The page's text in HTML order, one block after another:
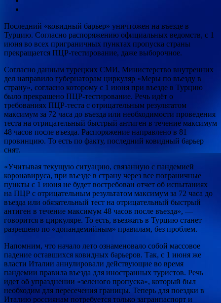
Последний «ковидный барьер» уничтожен на въезде в
Турцию. Согласно распоряжению официальных ведомств, с 1
июня во всех приграничных пунктах пропуска страны
прекращается ПЦР-тестирование, даже выборочное.
Согласно данным турецких СМИ, Министерство внутренних
дел направило губернаторам циркуляр «Меры по въезду в
страну», согласно которому с 1 июня при въезде в Турцию
было прекращено ПЦР-тестирование. Речь идёт о
требованиях ПЦР-теста с отрицательным результатом
максимум за 72 часа до въезда или необходимости проведения
теста на отрицательный быстрый антиген в течение максимум
48 часов после въезда. Распоряжение направлено в 81
провинцию. То есть по факту, последний ковидный барьер
снят.
«Учитывая текущую ситуацию, связанную с пандемией
коронавируса, при въезде в страну через все пограничные
пункты с 1 июня не будет востребован отчет об испытаниях
на ПЦР с отрицательным результатом максимум за 72 часа до
въезда или обязательный тест на отрицательный быстрый
антиген в течение максимум 48 часов после въезда», —
говорится в циркуляре. То есть, въезжать в Турцию станет
разрешено по «допандемийным» правилам, без проблем.
Напомним, что начало лето ознаменовало собой массовое
падение оставшихся ковидных барьеров. Так, с 1 июня же
власти Италии аннулировали действующие во время
пандемии правила въезда для иностранных туристов. Речь
идет об упразднении «зеленого пропуска», который был
необходим для пересечения границы. Теперь для поездки в
Италию россиянам потребуется только загранпаспорт и